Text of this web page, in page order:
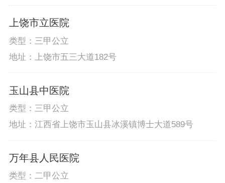
上饶市立医院
类型：三甲公立
地址：上饶市五三大道182号
玉山县中医院
类型：三甲公立
地址：江西省上饶市玉山县冰溪镇博士大道589号
万年县人民医院
类型：二甲公立